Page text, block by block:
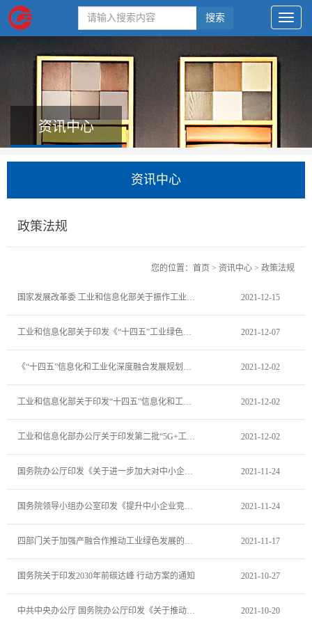
搜索
资讯中心
资讯中心
政策法规
您的位置： 首页 > 资讯中心 > 政策法规
国家发展改革委 工业和信息化部关于振作工业经济运行 推动工业高质量发展的实施方案的通知 2021-12-15
工业和信息化部关于印发《“十四五”工业绿色发展规划》的通知 2021-12-07
《“十四五”信息化和工业化深度融合发展规划》解读 2021-12-02
工业和信息化部关于印发“十四五”信息化和工业化深度融合发展规划的通知 2021-12-02
工业和信息化部办公厅关于印发第二批“5G+工业互联网”十个典型应用场景和五个重点行业实践的通知 2021-12-02
国务院办公厅印发《关于进一步加大对中小企业纾困帮扶力度的通知》 2021-11-24
国务院领导小组办公室印发《提升中小企业竞争力若干措施》 2021-11-24
四部门关于加强产融合作推动工业绿色发展的指导意见 2021-11-17
国务院关于印发2030年前碳达峰 行动方案的通知 2021-10-27
中共中央办公厅 国务院办公厅印发《关于推动现代职业教育高质量发展的意见》 2021-10-20